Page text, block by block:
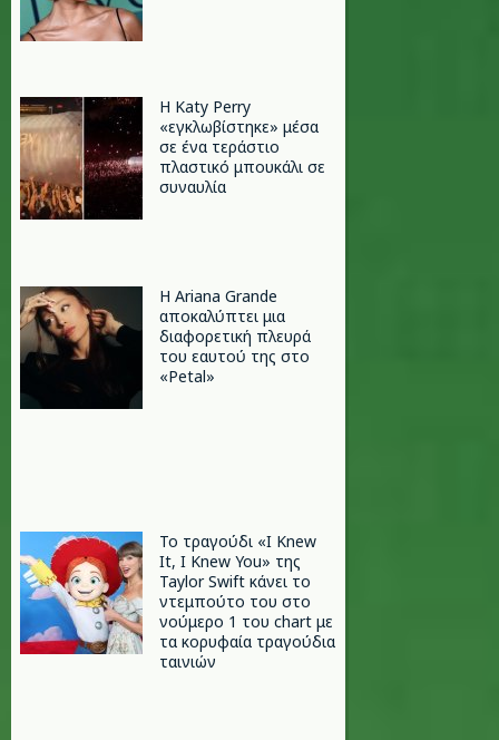
H Katy Perry
«εγκλωβίστηκε» μέσα
σε ένα τεράστιο
πλαστικό μπουκάλι σε
συναυλία
Η Ariana Grande
αποκαλύπτει μια
διαφορετική πλευρά
του εαυτού της στο
«Petal»
Το τραγούδι «I Knew
It, I Knew You» της
Taylor Swift κάνει το
ντεμπούτο του στο
νούμερο 1 του chart με
τα κορυφαία τραγούδια
ταινιών